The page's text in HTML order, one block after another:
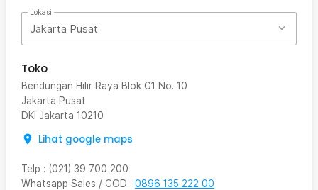
Lokasi
Jakarta Pusat
Toko
Bendungan Hilir Raya Blok G1 No. 10
Jakarta Pusat
DKI Jakarta 10210
Lihat google maps
Telp : (021) 39 700 200
Whatsapp Sales / COD : 0896 135 222 00